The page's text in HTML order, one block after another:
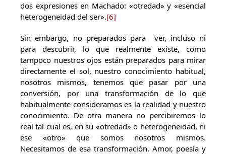
dos expresiones en Machado: «otredad» y «esencial
heterogeneidad del ser».[6]
Sin embargo, no preparados para ver, incluso ni
para descubrir, lo que realmente existe, como
tampoco nuestros ojos están preparados para mirar
directamente el sol, nuestro conocimiento habitual,
nosotros mismos, tenemos que pasar por una
conversión, por una transformación de lo que
habitualmente consideramos es la realidad y nuestro
conocimiento. De otra manera no percibiremos lo
real tal cual es, en su «otredad» o heterogeneidad, ni
ese «otro» que somos nosotros mismos.
Necesitamos de esa transformación. Amor, poesía y